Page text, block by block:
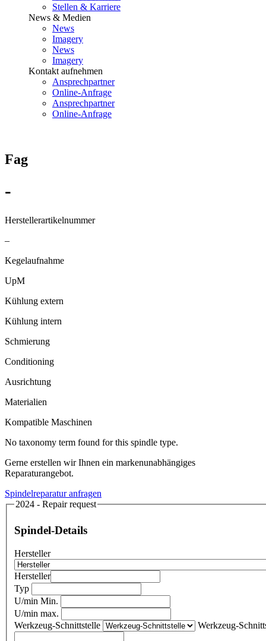
Stellen & Karriere
News & Medien
News
Imagery
News
Imagery
Kontakt aufnehmen
Ansprechpartner
Online-Anfrage
Ansprechpartner
Online-Anfrage
Fag
-
Herstellerartikelnummer
–
Kegelaufnahme
UpM
Kühlung extern
Kühlung intern
Schmierung
Conditioning
Ausrichtung
Materialien
Kompatible Maschinen
No taxonomy term found for this spindle type.
Gerne erstellen wir Ihnen ein markenunabhängiges
Reparaturangebot.
Spindelreparatur anfragen
2024 - Repair request
Spindel-Details
Hersteller
Hersteller
Typ
U/min Min.
U/min max.
Werkzeug-Schnittstelle
Werkzeug-